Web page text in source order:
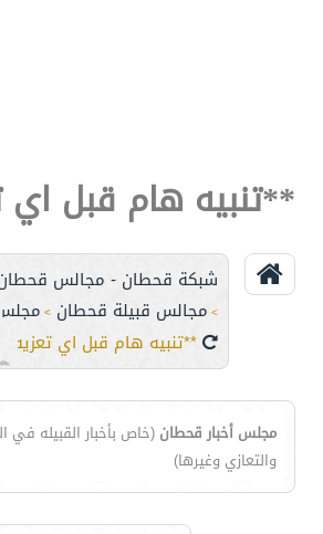
**تنبيه هام قبل اي
شبكة قحطان - مجالس
> مجالس قبيلة قحطان >
**تنبيه هام قبل اي تعزيه**
مجلس أخبار قحطان (خاص بأخبار القبيله في
والتعازي وغيرها)